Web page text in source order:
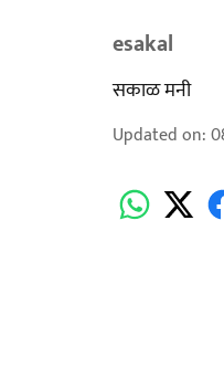
esakal
सकाळ मनी
Updated on: